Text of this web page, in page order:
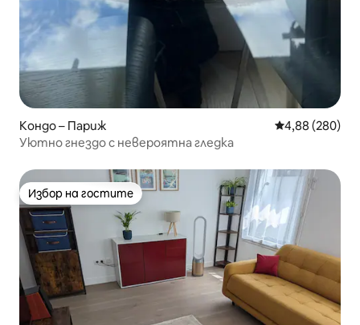
Кондо – Париж Средна
4,88 (280)
Уютно гнездо с невероятна гледка
Избор на гостите
Избор на гостите